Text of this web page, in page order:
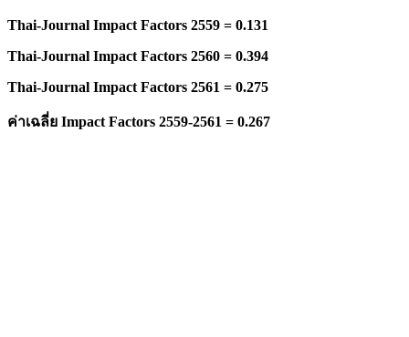
Thai-Journal Impact Factors 2559 = 0.131
Thai-Journal Impact Factors 2560 = 0.394
Thai-Journal Impact Factors 2561 = 0.275
ค่าเฉลี่ย Impact Factors 2559-2561 = 0.267